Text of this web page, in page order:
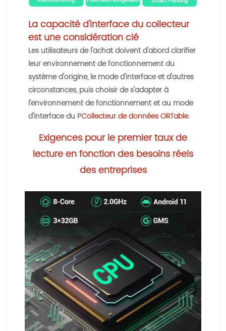
La capacité d'interface du collecteur
est une considération clé
Les utilisateurs de l'achat doivent d'abord clarifier
leur environnement de fonctionnement du
système d'origine, le mode d'interface et d'autres
circonstances, puis choisir de s'adapter à
l'environnement de fonctionnement et au mode
d'interface du PCollecteur de données ORTable.
Exigences pour le premier taux de
lecture en fonction des besoins réels
des entreprises